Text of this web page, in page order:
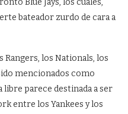
Blue Jays, los cuales,
bateador zurdo de cara a
Rangers, los Nationals, los
mencionados como
libre parece destinada a ser
entre los Yankees y los